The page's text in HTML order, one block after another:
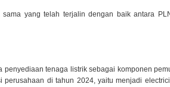
sama yang telah terjalin dengan baik antara
penyediaan tenaga listrik sebagai komponen
perusahaan di tahun 2024, yaitu menjadi